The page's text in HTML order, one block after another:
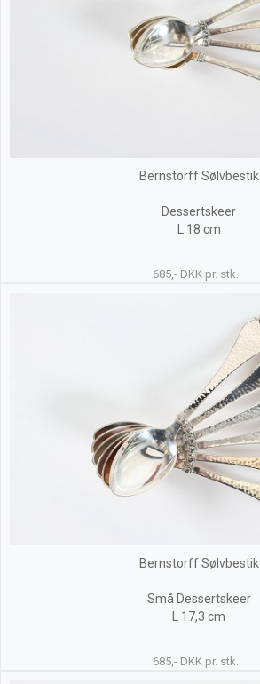
Bernstorff Sølvbestik
Dessertskeer
L 18 cm
685,- DKK pr. stk.
Bernstorff Sølvbestik
Små Dessertskeer
L 17,3 cm
685,- DKK pr. stk.